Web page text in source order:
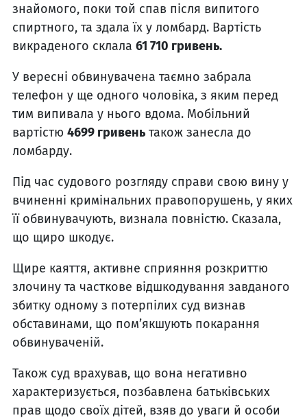
знайомого, поки той спав після випитого
спиртного, та здала їх у ломбард. Вартість
викраденого склала 61 710 гривень.
У вересні обвинувачена таємно забрала
телефон у ще одного чоловіка, з яким перед
тим випивала у нього вдома. Мобільний
вартістю 4699 гривень також занесла до
ломбарду.
Під час судового розгляду справи свою вину у
вчиненні кримінальних правопорушень, у яких
її обвинувачують, визнала повністю. Сказала,
що щиро шкодує.
Щире каяття, активне сприяння розкриттю
злочину та часткове відшкодування завданого
збитку одному з потерпілих суд визнав
обставинами, що пом’якшують покарання
обвинуваченій.
Також суд врахував, що вона негативно
характеризується, позбавлена батьківських
прав щодо своїх дітей, взяв до уваги й особи